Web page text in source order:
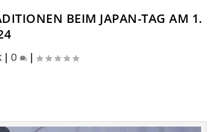
BEIM JAPAN-TAG AM 1.
|0 |